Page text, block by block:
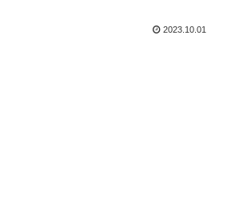
2023.10.01